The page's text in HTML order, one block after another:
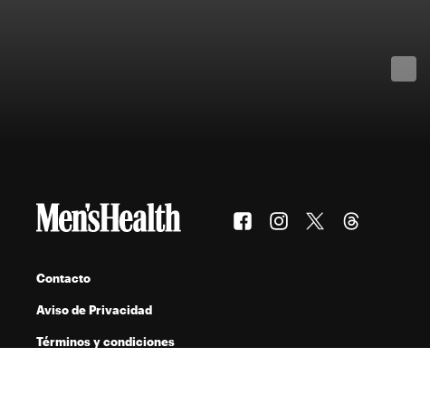
Contacto
Aviso de Privacidad
Términos y condiciones